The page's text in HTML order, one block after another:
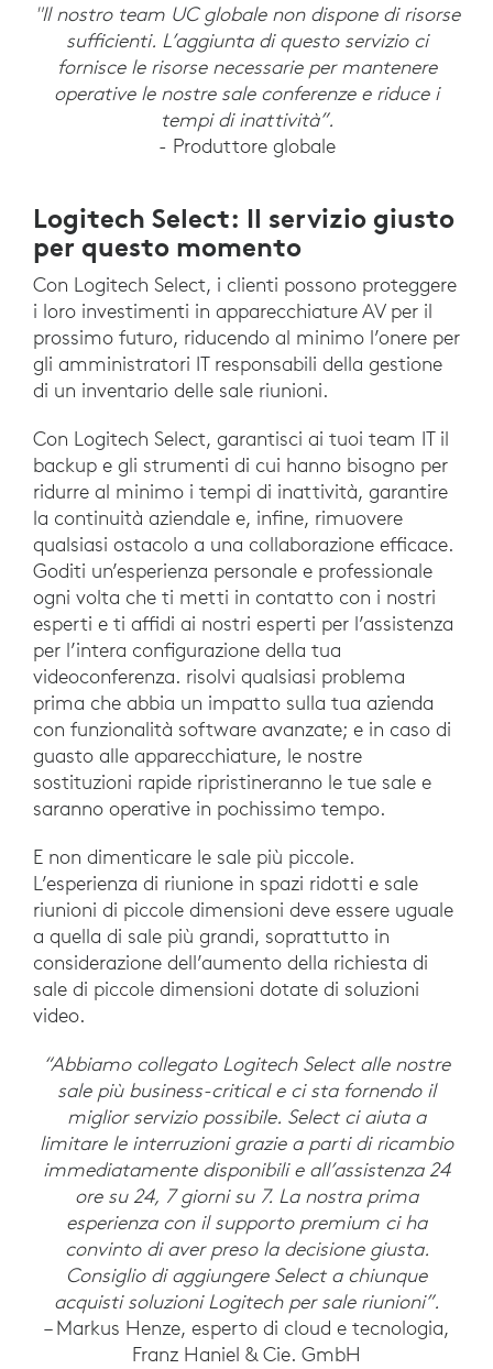
"Il nostro team UC globale non dispone di risorse
sufficienti. L’aggiunta di questo servizio ci
fornisce le risorse necessarie per mantenere
operative le nostre sale conferenze e riduce i
tempi di inattività”.
- Produttore globale
Logitech Select: Il servizio giusto
per questo momento
Con Logitech Select, i clienti possono proteggere
i loro investimenti in apparecchiature AV per il
prossimo futuro, riducendo al minimo l’onere per
gli amministratori IT responsabili della gestione
di un inventario delle sale riunioni.
Con Logitech Select, garantisci ai tuoi team IT il
backup e gli strumenti di cui hanno bisogno per
ridurre al minimo i tempi di inattività, garantire
la continuità aziendale e, infine, rimuovere
qualsiasi ostacolo a una collaborazione efficace.
Goditi un’esperienza personale e professionale
ogni volta che ti metti in contatto con i nostri
esperti e ti affidi ai nostri esperti per l’assistenza
per l’intera configurazione della tua
videoconferenza. risolvi qualsiasi problema
prima che abbia un impatto sulla tua azienda
con funzionalità software avanzate; e in caso di
guasto alle apparecchiature, le nostre
sostituzioni rapide ripristineranno le tue sale e
saranno operative in pochissimo tempo.
E non dimenticare le sale più piccole.
L’esperienza di riunione in spazi ridotti e sale
riunioni di piccole dimensioni deve essere uguale
a quella di sale più grandi, soprattutto in
considerazione dell’aumento della richiesta di
sale di piccole dimensioni dotate di soluzioni
video.
“Abbiamo collegato Logitech Select alle nostre
sale più business-critical e ci sta fornendo il
miglior servizio possibile. Select ci aiuta a
limitare le interruzioni grazie a parti di ricambio
immediatamente disponibili e all’assistenza 24
ore su 24, 7 giorni su 7. La nostra prima
esperienza con il supporto premium ci ha
convinto di aver preso la decisione giusta.
Consiglio di aggiungere Select a chiunque
acquisti soluzioni Logitech per sale riunioni”.
– Markus Henze, esperto di cloud e tecnologia,
Franz Haniel & Cie. GmbH